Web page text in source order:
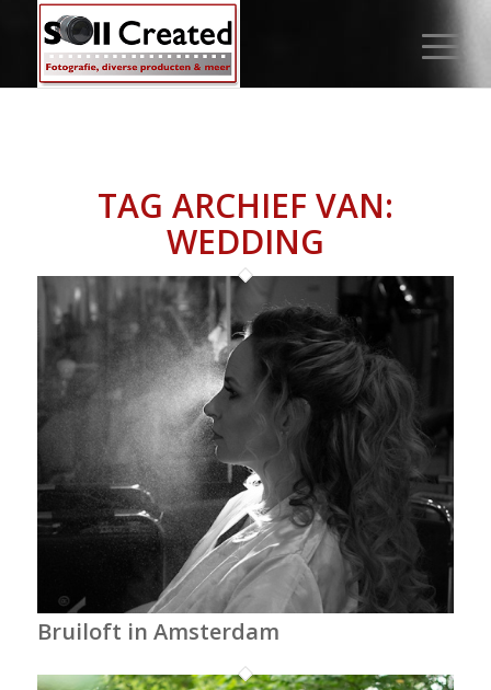
TAG ARCHIEF VAN:
WEDDING
Bruiloft in Amsterdam